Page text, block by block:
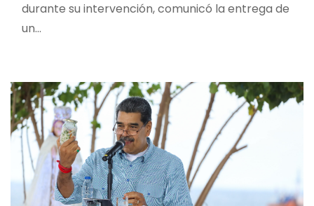
durante su intervención, comunicó la entrega de
un…